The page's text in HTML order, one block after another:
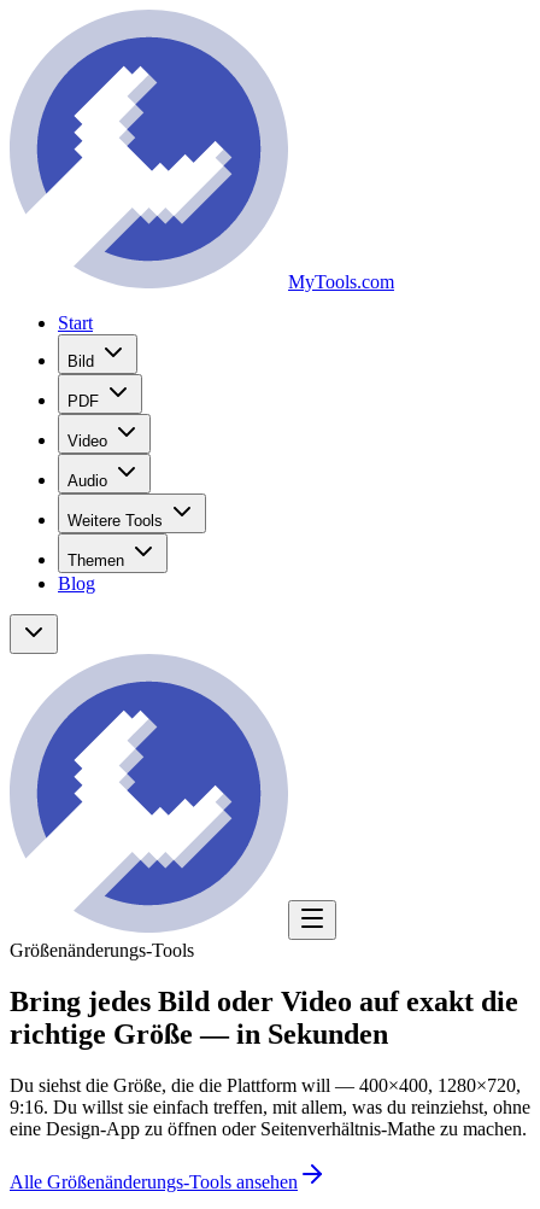
MyTools.com
Start
Bild
PDF
Video
Audio
Weitere Tools
Themen
Blog
Größenänderungs-Tools
Bring jedes Bild oder Video aufexakt die
richtige Größe — in Sekunden
Du siehst die Größe, die die Plattform will — 400×400, 1280×720,
9:16. Du willst sie einfach treffen, mit allem, was du reinziehst, ohne
eine Design-App zu öffnen oder Seitenverhältnis-Mathe zu machen.
Alle Größenänderungs-Tools ansehen